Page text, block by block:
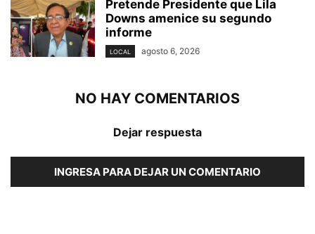
Pretende Presidente que Lila
Downs amenice su segundo
informe
LOCAL agosto 6, 2026
NO HAY COMENTARIOS
Dejar respuesta
INGRESA PARA DEJAR UN COMENTARIO